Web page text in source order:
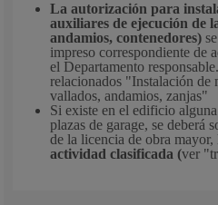
La autorización para
auxiliares de ejecución de
andamios, contenedores)
impreso correspondiente de
el Departamento
relacionados "Instalación de
vallados, andamios, zanjas"
Si existe en el edificio
plazas de garage, se deberá
de la licencia de obra mayor,
actividad clasificada (ver